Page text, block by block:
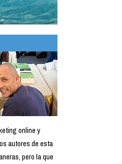
online y
autores de esta
pero la que